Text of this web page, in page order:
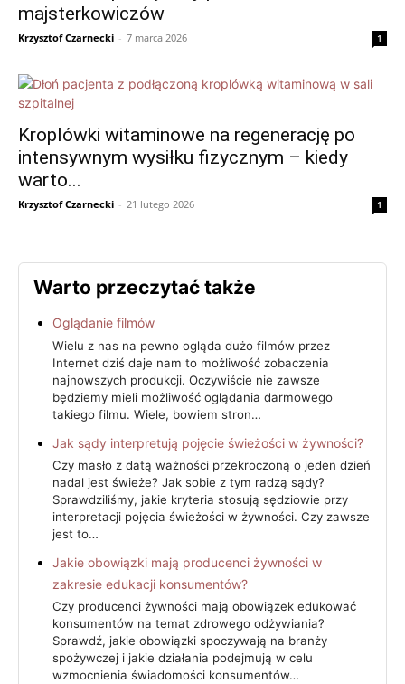
majsterkowiczów
Krzysztof Czarnecki - 7 marca 2026 1
Kroplówki witaminowe na regenerację po
intensywnym wysiłku fizycznym – kiedy
warto...
Krzysztof Czarnecki - 21 lutego 2026 1
Warto przeczytać także
Oglądanie filmów
Wielu z nas na pewno ogląda dużo filmów przez
Internet dziś daje nam to możliwość zobaczenia
najnowszych produkcji. Oczywiście nie zawsze
będziemy mieli możliwość oglądania darmowego
takiego filmu. Wiele, bowiem stron…
Jak sądy interpretują pojęcie świeżości w żywności?
Czy masło z datą ważności przekroczoną o jeden dzień
nadal jest świeże? Jak sobie z tym radzą sądy?
Sprawdziliśmy, jakie kryteria stosują sędziowie przy
interpretacji pojęcia świeżości w żywności. Czy zawsze
jest to…
Jakie obowiązki mają producenci żywności w
zakresie edukacji konsumentów?
Czy producenci żywności mają obowiązek edukować
konsumentów na temat zdrowego odżywiania?
Sprawdź, jakie obowiązki spoczywają na branży
spożywczej i jakie działania podejmują w celu
wzmocnienia świadomości konsumentów…